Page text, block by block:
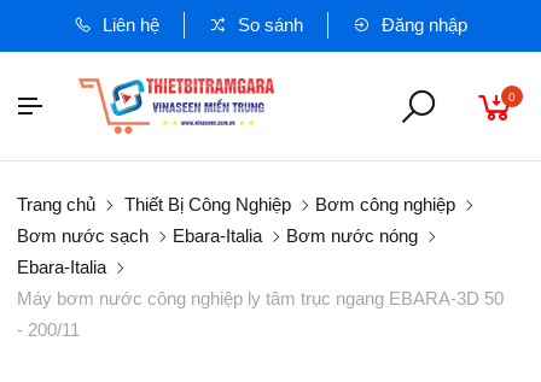
Liên hệ So sánh Đăng nhập
0
Trang chủ Thiết Bị Công Nghiệp
Bơm công nghiệp
Bơm nước sạch
Ebara-Italia
Bơm nước nóng
Ebara-Italia
Máy bơm nước công nghiệp ly tâm trục ngang EBARA-3D 50
- 200/11